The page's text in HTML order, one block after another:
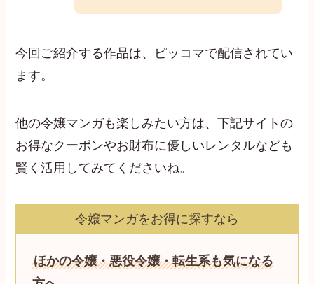
今回ご紹介する作品は、ピッコマで配信されてい
ます。
他の令嬢マンガも楽しみたい方は、下記サイトの
お得なクーポンやお財布に優しいレンタルなども
賢く活用してみてくださいね。
令嬢マンガをお得に探すなら
ほかの令嬢・悪役令嬢・転生系も気になる